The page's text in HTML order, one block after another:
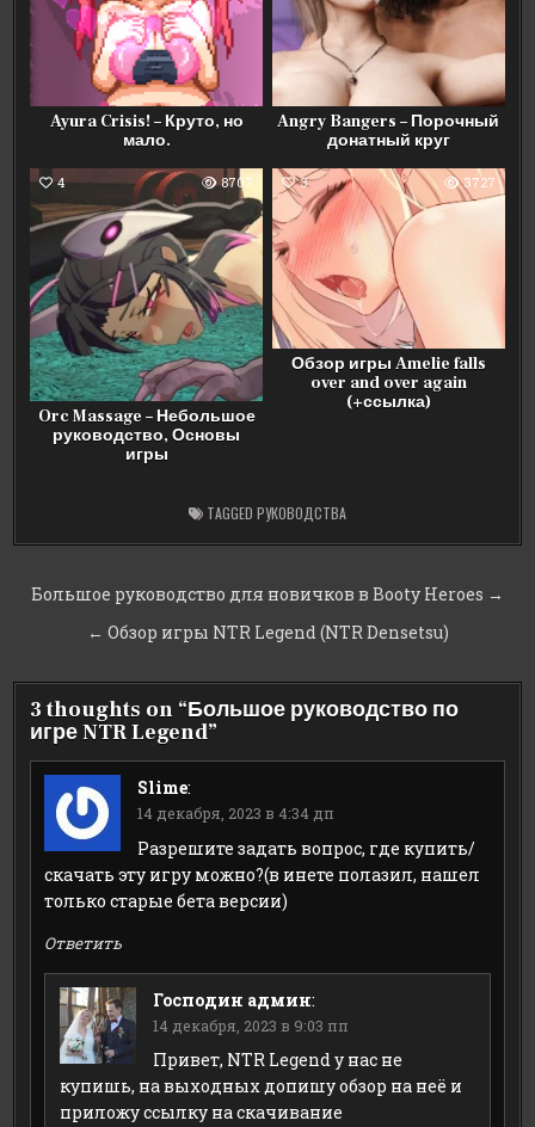
Ayura Crisis! – Круто, но
мало.
Angry Bangers – Порочный
донатный круг
4 8707
Orc Massage – Небольшое
руководство, Основы
игры
3 3727
Обзор игры Amelie falls
over and over again
(+ссылка)
TAGGED РУКОВОДСТВА
Навигация
Большое руководство для новичков в Booty Heroes →
← Обзор игры NTR Legend (NTR Densetsu)
3 thoughts on “Большое руководство по
игре NTR Legend”
Slime:
14 декабря, 2023 в 4:34 дп
Разрешите задать вопрос, где купить/
скачать эту игру можно?(в инете полазил, нашел
только старые бета версии)
Ответить
Господин админ:
14 декабря, 2023 в 9:03 пп
Привет, NTR Legend у нас не
купишь, на выходных допишу обзор на неё и
приложу ссылку на скачивание